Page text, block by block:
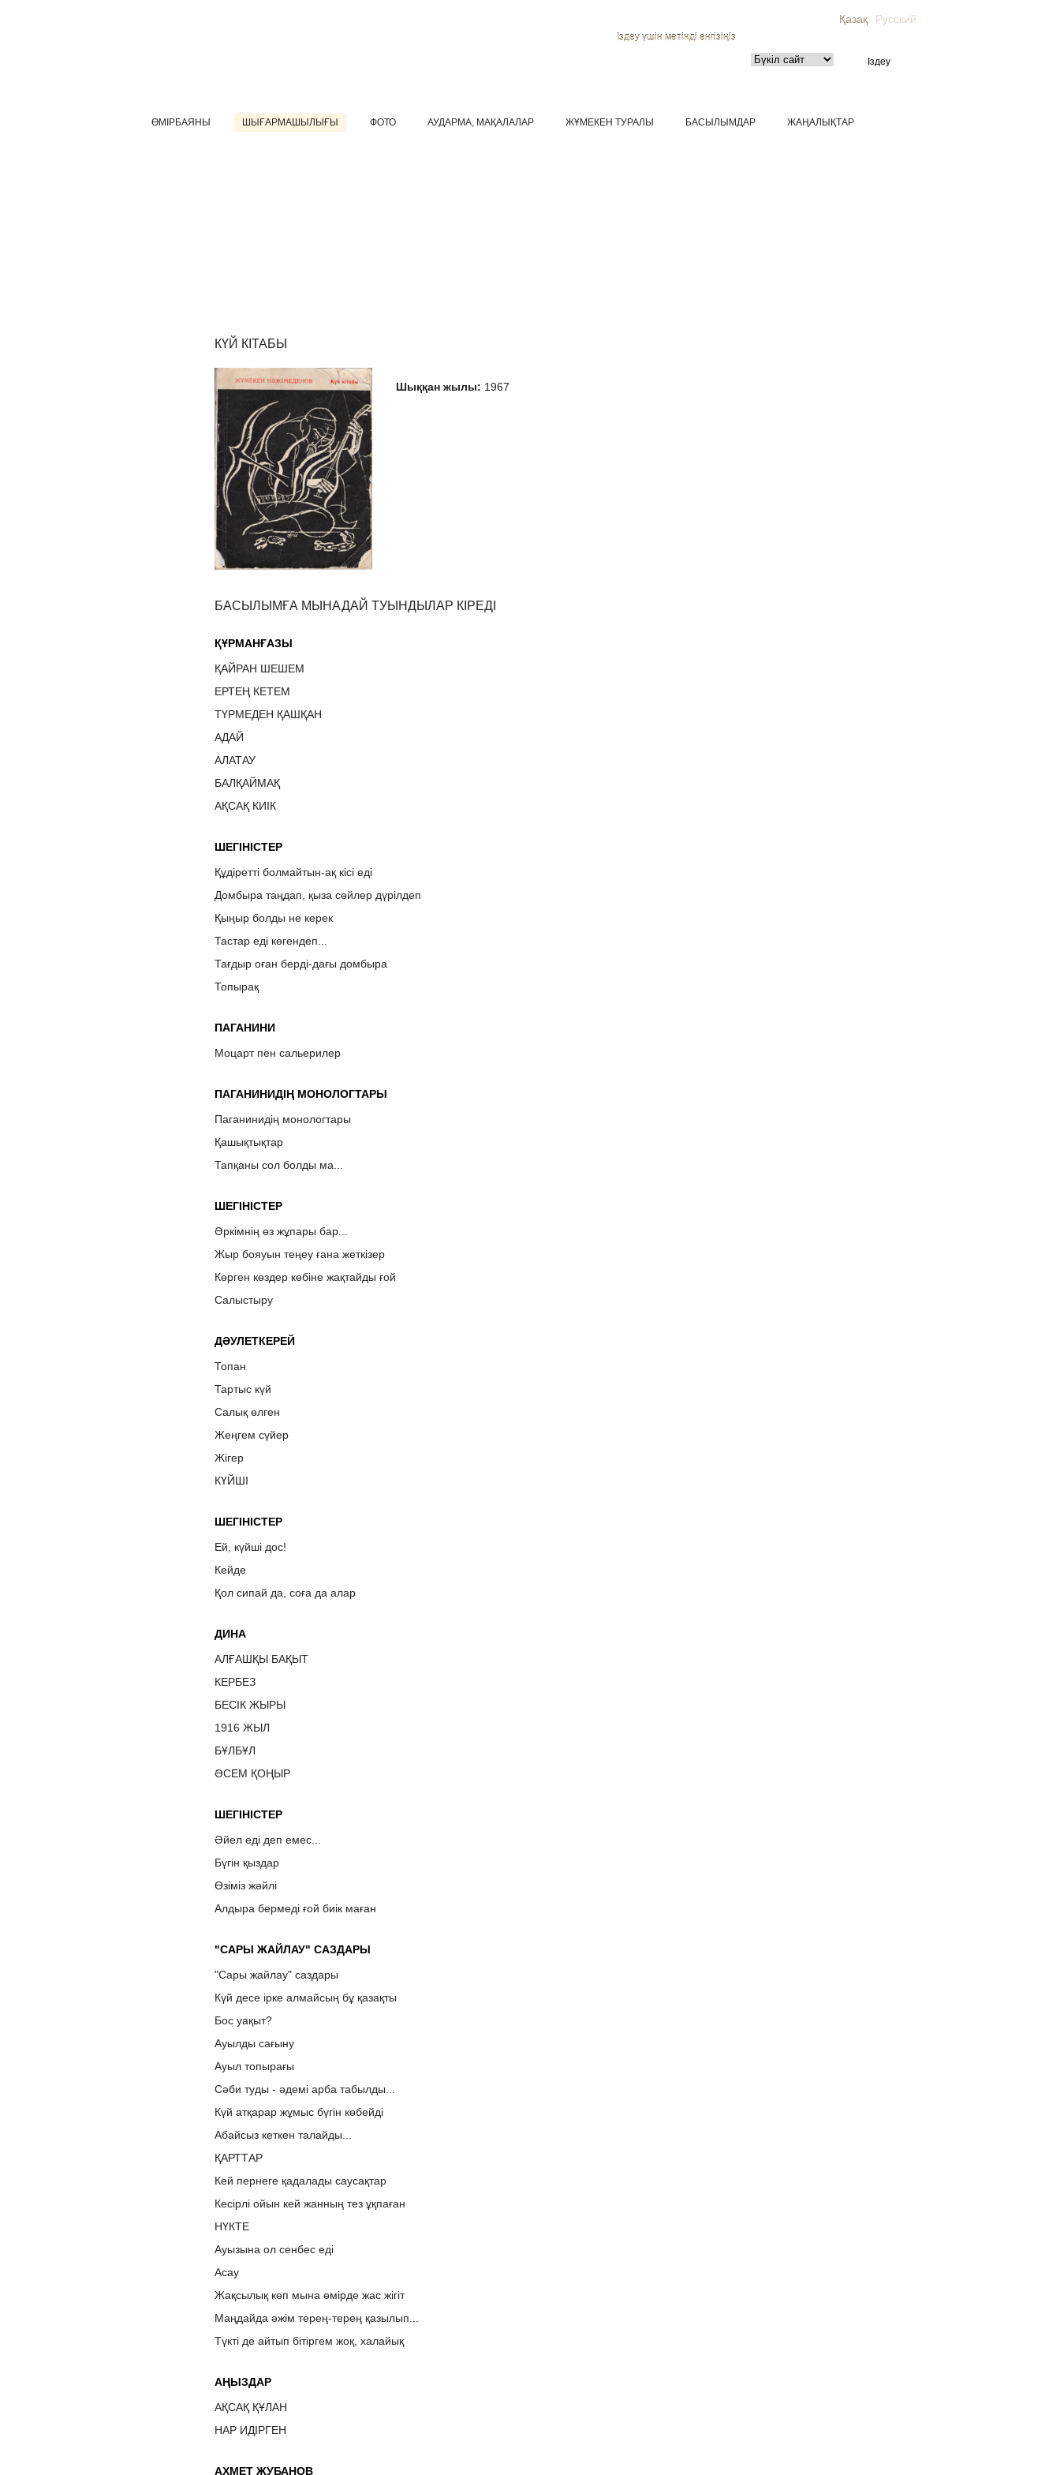
Қазақ Русский
Іздеу үшін мәтінді енгізіңіз
ӨМІРБАЯНЫ ШЫҒАРМАШЫЛЫҒЫ ФОТО АУДАРМА, МАҚАЛАЛАР ЖҰМЕКЕН ТУРАЛЫ БАСЫЛЫМДАР ЖАҢАЛЫҚТАР
КҮЙ КІТАБЫ
Шыққан жылы: 1967
БАСЫЛЫМҒА МЫНАДАЙ ТУЫНДЫЛАР КІРЕДІ
ҚҰРМАНҒАЗЫ
ҚАЙРАН ШЕШЕМ
ЕРТЕҢ КЕТЕМ
ТҮРМЕДЕН ҚАШҚАН
АДАЙ
АЛАТАУ
БАЛҚАЙМАҚ
АҚСАҚ КИІК
ШЕГІНІСТЕР
Құдіретті болмайтын-ақ кісі еді
Домбыра таңдап, қыза сөйлер дүрілдеп
Қыңыр болды не керек
Тастар еді көгендеп...
Тағдыр оған берді-дағы домбыра
Топырақ
ПАГАНИНИ
Моцарт пен сальерилер
ПАГАНИНИДІҢ МОНОЛОГТАРЫ
Паганинидің монологтары
Қашықтықтар
Тапқаны сол болды ма...
ШЕГІНІСТЕР
Әркімнің өз жұпары бар...
Жыр бояуын теңеу ғана жеткізер
Көрген көздер көбіне жақтайды ғой
Салыстыру
ДӘУЛЕТКЕРЕЙ
Топан
Тартыс күй
Салық өлген
Жеңгем сүйер
Жігер
КҮЙШІ
ШЕГІНІСТЕР
Ей, күйші дос!
Кейде
Қол сипай да, соға да алар
ДИНА
АЛҒАШҚЫ БАҚЫТ
КЕРБЕЗ
БЕСІК ЖЫРЫ
1916 ЖЫЛ
БҰЛБҰЛ
ӘСЕМ ҚОҢЫР
ШЕГІНІСТЕР
Әйел еді деп емес...
Бүгін қыздар
Өзіміз жәйлі
Алдыра бермеді ғой биік маған
"САРЫ ЖАЙЛАУ" САЗДАРЫ
"Сары жайлау" саздары
Күй десе ірке алмайсың бұ қазақты
Бос уақыт?
Ауылды сағыну
Ауыл топырағы
Сәби туды - әдемі арба табылды...
Күй атқарар жұмыс бүгін көбейді
Абайсыз кеткен талайды...
ҚАРТТАР
Кей пернеге қадалады саусақтар
Кесірлі ойын кей жанның тез ұқпаған
НҮКТЕ
Ауызына ол сенбес еді
Асау
Жақсылық көп мына өмірде жас жігіт
Маңдайда әжім терең-терең қазылып...
Түкті де айтып бітіргем жоқ, халайық
АҢЫЗДАР
АҚСАҚ ҚҰЛАН
НАР ИДІРГЕН
АХМЕТ ЖУБАНОВ